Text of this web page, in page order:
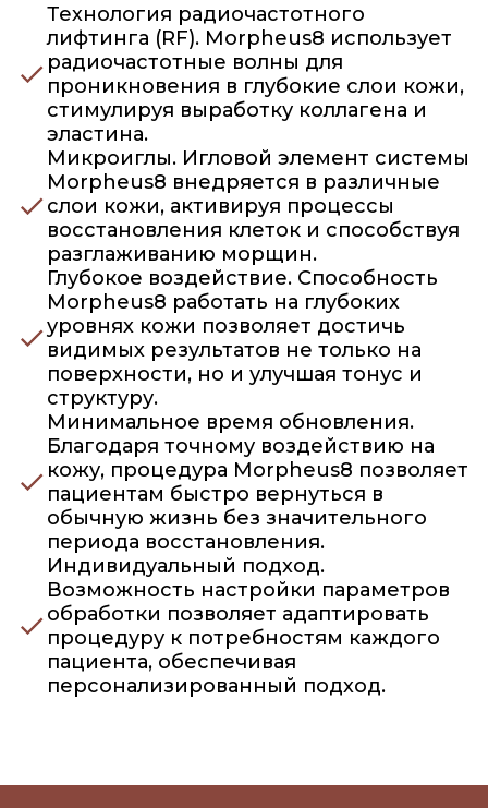
Технология радиочастотного
лифтинга (RF). Morpheus8 использует
радиочастотные волны для
проникновения в глубокие слои кожи,
стимулируя выработку коллагена и
эластина.
Микроиглы. Игловой элемент системы
Morpheus8 внедряется в различные
слои кожи, активируя процессы
восстановления клеток и способствуя
разглаживанию морщин.
Глубокое воздействие. Способность
Morpheus8 работать на глубоких
уровнях кожи позволяет достичь
видимых результатов не только на
поверхности, но и улучшая тонус и
структуру.
Минимальное время обновления.
Благодаря точному воздействию на
кожу, процедура Morpheus8 позволяет
пациентам быстро вернуться в
обычную жизнь без значительного
периода восстановления.
Индивидуальный подход.
Возможность настройки параметров
обработки позволяет адаптировать
процедуру к потребностям каждого
пациента, обеспечивая
персонализированный подход.